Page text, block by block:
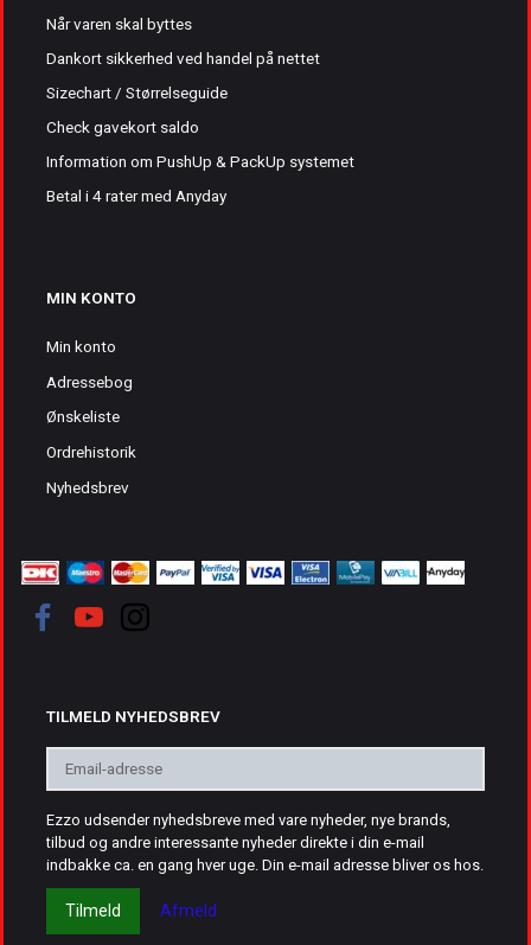
Når varen skal byttes
Dankort sikkerhed ved handel på nettet
Sizechart / Størrelseguide
Check gavekort saldo
Information om PushUp & PackUp systemet
Betal i 4 rater med Anyday
MIN KONTO
Min konto
Adressebog
Ønskeliste
Ordrehistorik
Nyhedsbrev
TILMELD NYHEDSBREV
adresse
Ezzo udsender nyhedsbreve med vare nyheder, nye brands,
tilbud og andre interessante nyheder direkte i din e-mail
indbakke ca. en gang hver uge. Din e-mail adresse bliver os hos.
Tilmeld Afmeld